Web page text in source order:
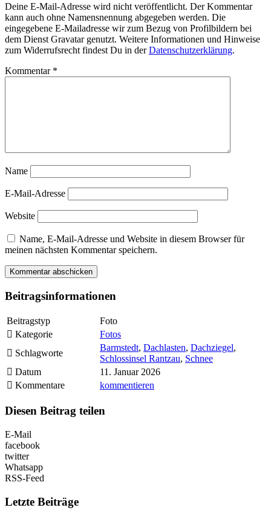
Deine E-Mail-Adresse wird nicht veröffentlicht. Der Kommentar
kann auch ohne Namensnennung abgegeben werden. Die
eingegebene E-Mailadresse wir zum Bezug von Profilbildern bei
dem Dienst Gravatar genutzt. Weitere Informationen und Hinweise
zum Widerrufsrecht findest Du in derDatenschutzerklärung.
Kommentar *
Name
E-Mail-Adresse
Website
Name, E-Mail-Adresse und Website in diesem Browser für
meinen nächsten Kommentar speichern.
Beitragsinformationen
Beitragstyp
Foto
Kategorie
Fotos
Schlagworte
Barmstedt, Dachlasten, Dachziegel,
Schlossinsel Rantzau, Schnee
Datum
11. Januar 2026
Kommentare
kommentieren
Diesen Beitrag teilen
E-Mail
facebook
twitter
Whatsapp
RSS-Feed
Letzte Beiträge